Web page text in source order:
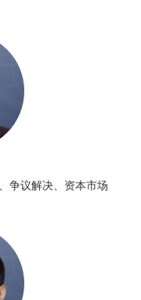
争议解决、资本市场